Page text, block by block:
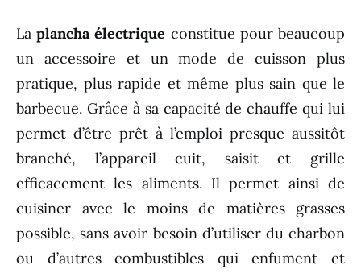
Laplancha électrique constitue pour beaucoup
un accessoire et un mode de cuisson plus
pratique, plus rapide et même plus sain que le
barbecue. Grâce à sa capacité de chauffe qui lui
permet d’être prêt à l’emploi presque aussitôt
branché, l’appareil cuit, saisit et grille
efficacement les aliments. Il permet ainsi de
cuisiner avec le moins de matières grasses
possible, sans avoir besoin d’utiliser du charbon
ou d’autres combustibles qui enfument et